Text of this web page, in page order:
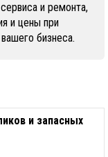
и ремонта,
и цены при
бизнеса.
и запасных